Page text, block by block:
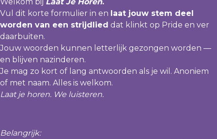
Welkom bij Laat Je Horen.
Vul dit korte formulier in en laat jouw stem deel
worden van een strijdlied dat klinkt op Pride en ver
daarbuiten.
Jouw woorden kunnen letterlijk gezongen worden —
en blijven nazinderen.
Je mag zo kort of lang antwoorden als je wil. Anoniem
of met naam. Alles is welkom.
Laat je horen. We luisteren.
Belangrijk: